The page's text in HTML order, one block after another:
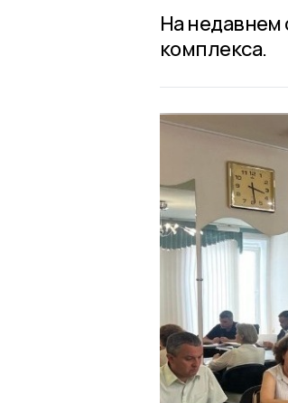
На недавнем
комплекса.